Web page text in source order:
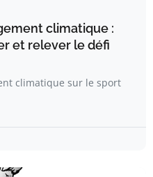
climatique :
et relever le défi
climatique sur le sport